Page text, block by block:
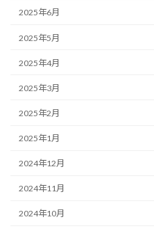
2025年6月
2025年5月
2025年4月
2025年3月
2025年2月
2025年1月
2024年12月
2024年11月
2024年10月